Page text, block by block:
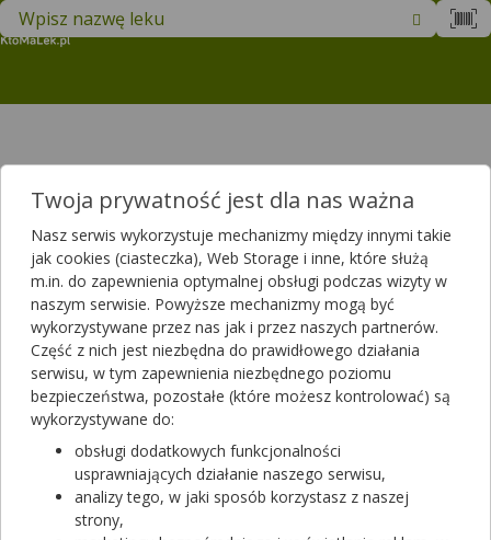
Znajdź lek w swojej okolicy
Wybrana strona nie istnieje.
Twoja prywatność jest dla nas ważna
Nasz serwis wykorzystuje mechanizmy między innymi takie
jak cookies (ciasteczka), Web Storage i inne, które służą
m.in. do zapewnienia optymalnej obsługi podczas wizyty w
naszym serwisie. Powyższe mechanizmy mogą być
wykorzystywane przez nas jak i przez naszych partnerów.
Część z nich jest niezbędna do prawidłowego działania
serwisu, w tym zapewnienia niezbędnego poziomu
bezpieczeństwa, pozostałe (które możesz kontrolować) są
wykorzystywane do:
obsługi dodatkowych funkcjonalności
usprawniających działanie naszego serwisu,
analizy tego, w jaki sposób korzystasz z naszej
strony,